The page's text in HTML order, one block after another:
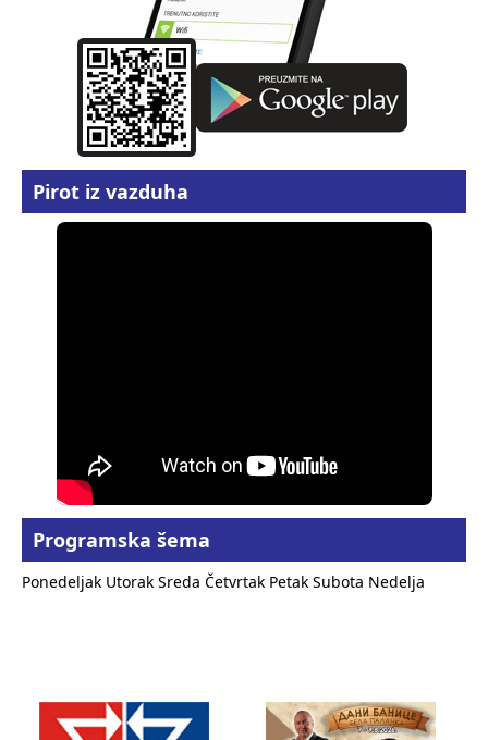
Pirot iz vazduha
Programska šema
Ponedeljak Utorak Sreda Četvrtak Petak Subota Nedelja